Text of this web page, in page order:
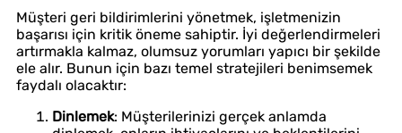
Müşteri geri bildirimlerini yönetmek, işletmenizin
başarısı için kritik öneme sahiptir. İyi değerlendirmeleri
artırmakla kalmaz, olumsuz yorumları yapıcı bir şekilde
ele alır. Bunun için bazı temel stratejileri benimsemek
faydalı olacaktır:
Dinlemek: Müşterilerinizi gerçek anlamda